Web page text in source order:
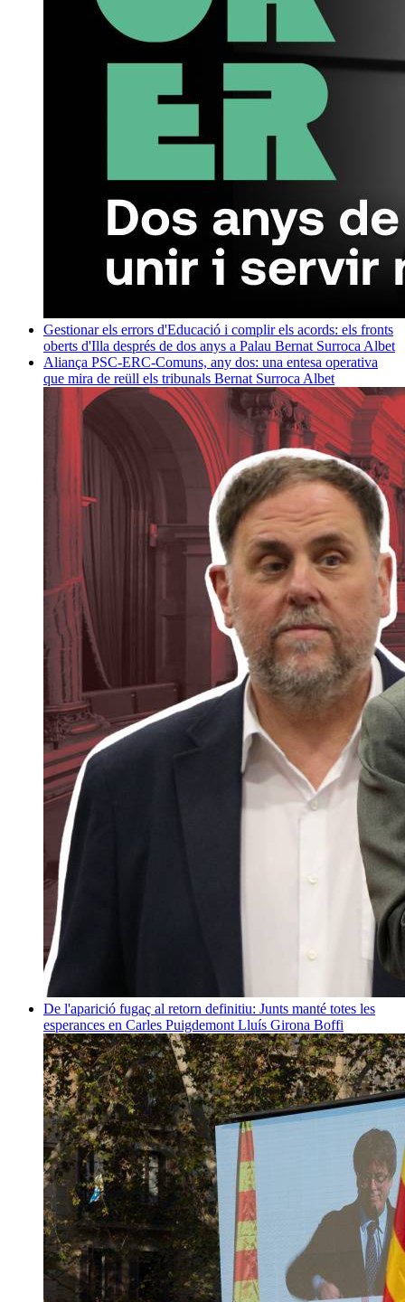
Gestionar els errors d'Educació i complir els acords: els fronts
oberts d'Illa després de dos anys a Palau Bernat Surroca Albet
Aliança PSC-ERC-Comuns, any dos: una entesa operativa
que mira de reüll els tribunals Bernat Surroca Albet
De l'aparició fugaç al retorn definitiu: Junts manté totes les
esperances en Carles Puigdemont Lluís Girona Boffi